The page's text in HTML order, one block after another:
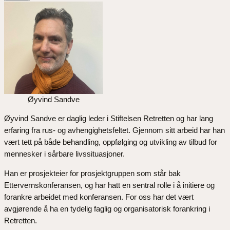
Øyvind Sandve
Øyvind Sandve er daglig leder i Stiftelsen Retretten og har lang
erfaring fra rus- og avhengighetsfeltet. Gjennom sitt arbeid har han
vært tett på både behandling, oppfølging og utvikling av tilbud for
mennesker i sårbare livssituasjoner.
Han er prosjekteier for prosjektgruppen som står bak
Ettervernskonferansen, og har hatt en sentral rolle i å initiere og
forankre arbeidet med konferansen. For oss har det vært
avgjørende å ha en tydelig faglig og organisatorisk forankring i
Retretten.